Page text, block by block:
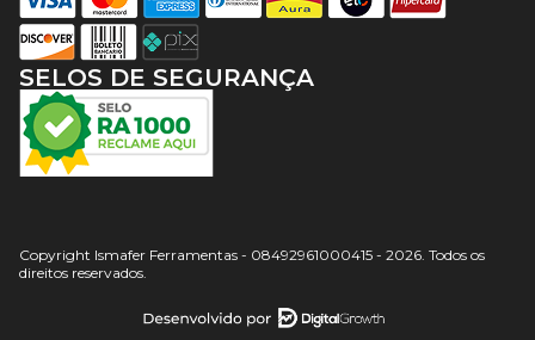
SELOS DE SEGURANÇA
Copyright Ismafer Ferramentas - 08492961000415 - 2026. Todos os
direitos reservados.